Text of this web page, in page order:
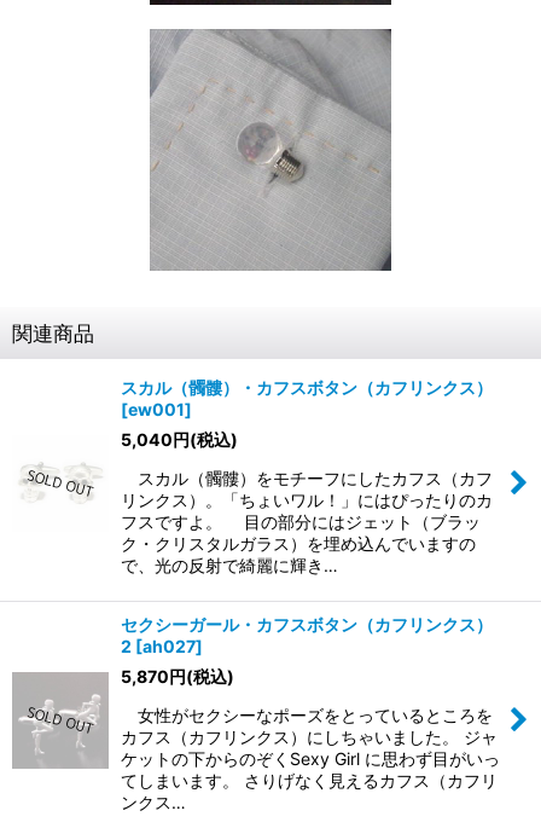
関連商品
スカル（髑髏）・カフスボタン（カフリンクス）
[ew001]
5,040円(税込)
スカル（髑髏）をモチーフにしたカフス（カフ
リンクス）。「ちょいワル！」にはぴったりのカ
フスですよ。 目の部分にはジェット（ブラッ
ク・クリスタルガラス）を埋め込んでいますの
で、光の反射で綺麗に輝き…
セクシーガール・カフスボタン（カフリンクス）
2 [ah027]
5,870円(税込)
女性がセクシーなポーズをとっているところを
カフス（カフリンクス）にしちゃいました。 ジャ
ケットの下からのぞくSexy Girl に思わず目がいっ
てしまいます。 さりげなく見えるカフス（カフリ
ンクス…